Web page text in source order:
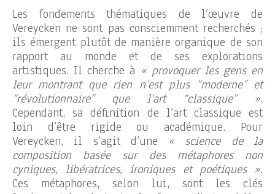
Les fondements thématiques de l’œuvre de
Vereycken ne sont pas consciemment recherchés ;
ils émergent plutôt de manière organique de son
rapport au monde et de ses explorations
artistiques. Il cherche à « provoquer les gens en
leur montrant que rien n’est plus “moderne” et
“révolutionnaire” que l’art “classique” ».
Cependant, sa définition de l’art classique est
loin d’être rigide ou académique. Pour
Vereycken, il s’agit d’une « science de la
composition basée sur des métaphores non
cyniques, libératrices, ironiques et poétiques ».
Ces métaphores, selon lui, sont les clés